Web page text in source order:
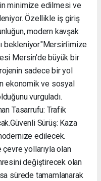
minimize edilmesi ve
Özellikle iş giriş
modern kavşak
​"Mersin’imize
Mersin’de büyük bir
sadece bir yol
ekonomik ve sosyal
vurguladı.
Tasarrufu: Trafik
​Güvenli Sürüş: Kaza
edilecek.
yollarıyla olan
değiştirecek olan
sürede tamamlanarak